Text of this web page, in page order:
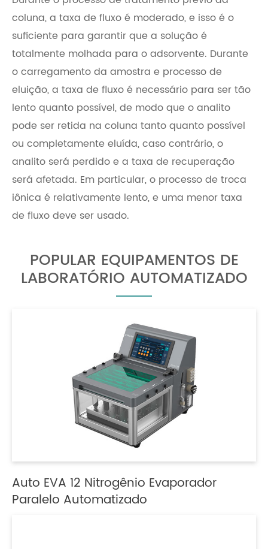
coluna, a taxa de fluxo é moderado, e isso é o
suficiente para garantir que a solução é
totalmente molhada para o adsorvente. Durante
o carregamento da amostra e processo de
eluição, a taxa de fluxo é necessário para ser tão
lento quanto possível, de modo que o analito
pode ser retida na coluna tanto quanto possível
ou completamente eluída, caso contrário, o
analito será perdido e a taxa de recuperação
será afetada. Em particular, o processo de troca
iônica é relativamente lento, e uma menor taxa
de fluxo deve ser usado.
POPULAR EQUIPAMENTOS DE
LABORATÓRIO AUTOMATIZADO
Auto EVA 12 Nitrogênio Evaporador
Paralelo Automatizado